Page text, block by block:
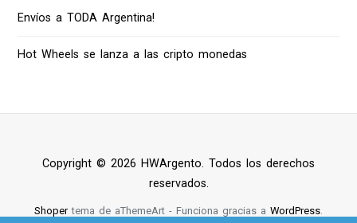
Envíos a TODA Argentina!
Hot Wheels se lanza a las cripto monedas
Copyright © 2026 HWArgento. Todos los derechos
reservados.
Shopertema de aThemeArt - Funciona gracias a WordPress.